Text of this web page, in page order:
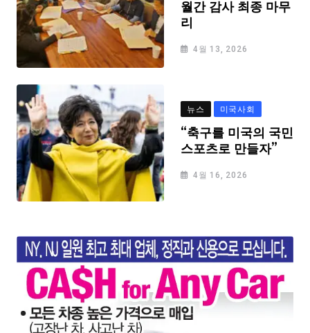
월간 감사 최종 마무
리
4월 13, 2026
뉴스 미국사회
“축구를 미국의 국민
스포츠로 만들자”
4월 16, 2026